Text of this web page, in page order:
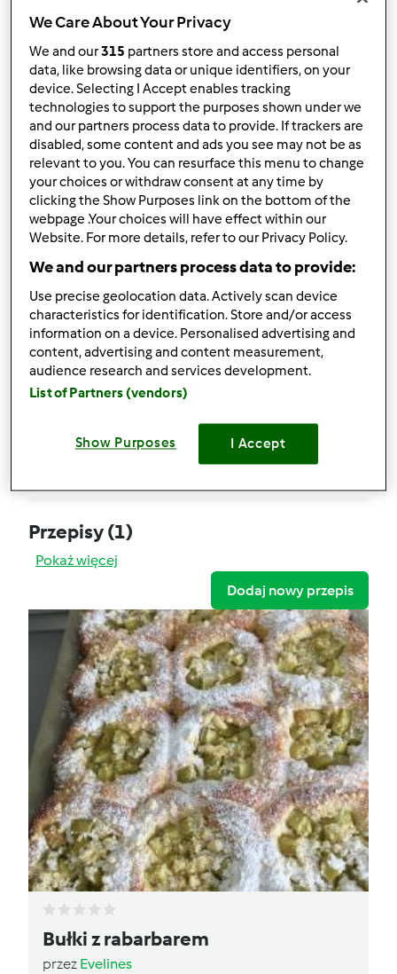
Obserwuj Block
Evelines
Aktualna liczba punktów użytkownika: 17
Który model Thermomix ® posiadasz?
Thermomix ® TM 5
Najlepszy przepis
Bułki z rabarbarem
Najczęściej komentowany przepis
Komentarze
Przepisy(1)
Pokaż więcej
Dodaj nowy przepis
Bułki z rabarbarem
przez Evelines
We Care About Your Privacy
We and our315 partners store and access personal
data, like browsing data or unique identifiers, on your
device. Selecting I Accept enables tracking
technologies to support the purposes shown under we
and our partners process data to provide. If trackers are
disabled, some content and ads you see may not be as
relevant to you. You can resurface this menu to change
your choices or withdraw consent at any time by
clicking the Show Purposes link on the bottom of the
webpage .Your choices will have effect within our
Website. For more details, refer to our Privacy Policy.
We and our partners process data to provide:
Use precise geolocation data. Actively scan device
characteristics for identification. Store and/or access
information on a device. Personalised advertising and
content, advertising and content measurement,
audience research and services development.
List of Partners (vendors)
Show Purposes I Accept